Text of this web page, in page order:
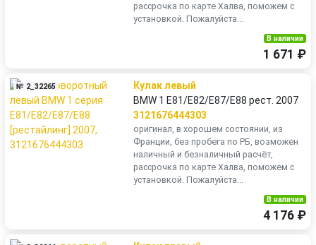
рассрочка по карте Халва, поможем с
установкой. Пожалуйста...
В наличии
1 671 ₽
№ 2_32265
Кулак левый
BMW 1 E81/E82/E87/E88 рест. 2007
3121676444303
оригинал, в хорошем состоянии, из
Франции, без пробега по РБ, возможен
наличный и безналичный расчёт,
рассрочка по карте Халва, поможем с
установкой. Пожалуйста...
В наличии
4 176 ₽